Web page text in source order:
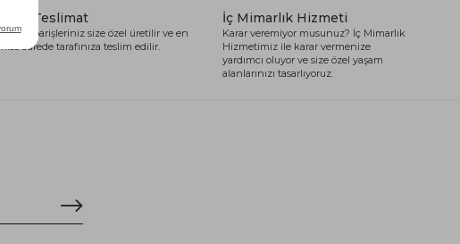
Hızlı Teslimat
Tüm siparişleriniz size özel üretilir ve en
kısa sürede tarafınıza teslim edilir.
İç Mimarlık Hizmeti
Karar veremiyor musunuz? İç Mimarlık
Hizmetimiz ile karar vermenize
yardımcı oluyor ve size özel yaşam
alanlarınızı tasarlıyoruz.